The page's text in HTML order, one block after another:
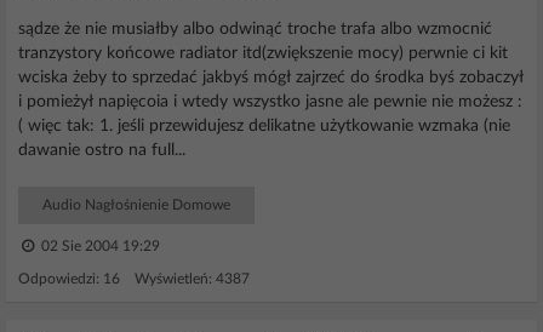
sądze że nie musiałby albo odwinąć troche trafa albo wzmocnić
tranzystory końcowe radiator itd(zwiększenie mocy) perwnie ci kit
wciska żeby to sprzedać jakbyś mógł zajrzeć do środka byś zobaczył
i pomieżył napięcoia i wtedy wszystko jasne ale pewnie nie możesz :
( więc tak: 1. jeśli przewidujesz delikatne użytkowanie wzmaka (nie
dawanie ostro na full...
Audio Nagłośnienie Domowe
02 Sie 2004 19:29
Odpowiedzi: 16 Wyświetleń: 4387